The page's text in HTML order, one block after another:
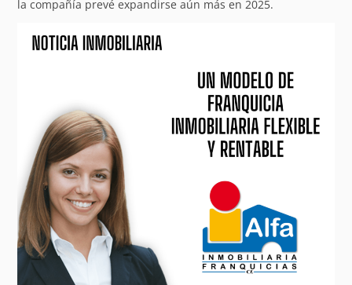
la compañía prevé expandirse aún más en 2025.